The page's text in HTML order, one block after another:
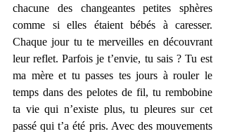
chacune des changeantes petites sphères
comme si elles étaient bébés à caresser.
Chaque jour tu te merveilles en découvrant
leur reflet. Parfois je t’envie, tu sais ? Tu est
ma mère et tu passes tes jours à rouler le
temps dans des pelotes de fil, tu rembobine
ta vie qui n’existe plus, tu pleures sur cet
passé qui t’a été pris. Avec des mouvements